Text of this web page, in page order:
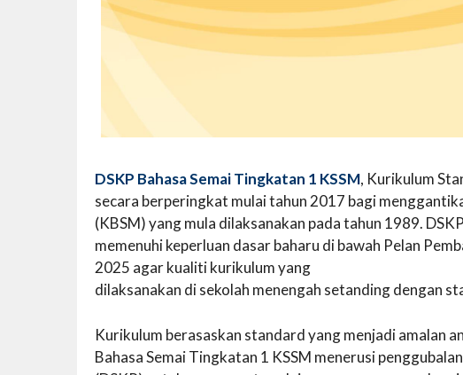
DSKP Bahasa Semai Tingkatan 1 KSSM, Kurikulum
secara berperingkat mulai tahun 2017 bagi
(KBSM) yang mula dilaksanakan pada tahun 1989.
memenuhi keperluan dasar baharu di bawah Pelan
2025 agar kualiti kurikulum yang
dilaksanakan di sekolah menengah setanding dengan
Kurikulum berasaskan standard yang menjadi amalan
Bahasa Semai Tingkatan 1 KSSM menerusi